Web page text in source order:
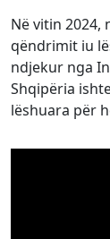
Në vitin 2024,
qëndrimit iu
ndjekur nga
Shqipëria
lëshuara për